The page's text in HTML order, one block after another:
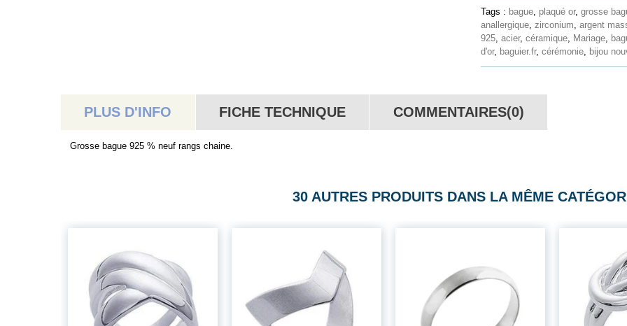
Tags : bague, plaqué or, grosse
anallergique, zirconium, argent
925, acier, céramique, Mariage,
d'or, baguier.fr, cérémonie, bijou
PLUS D'INFO FICHE TECHNIQUE COMMENTAIRES(0)
Grosse bague 925 % neuf rangs chaine.
30 AUTRES PRODUITS DANS LA MÊME